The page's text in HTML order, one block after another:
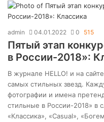
admin 04.01.2022 0 515
Пятый этап
в России-2018»:
В журнале HELLO! и на
самых стильных звезд.
фотографии и имена
стильные в России-2018» в
«Классика», «Casual»,